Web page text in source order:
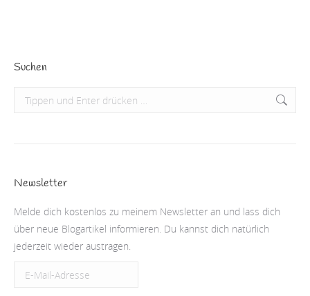
Suchen
Search:
Newsletter
Melde dich kostenlos zu meinem Newsletter an und lass dich
über neue Blogartikel informieren. Du kannst dich natürlich
jederzeit wieder austragen.